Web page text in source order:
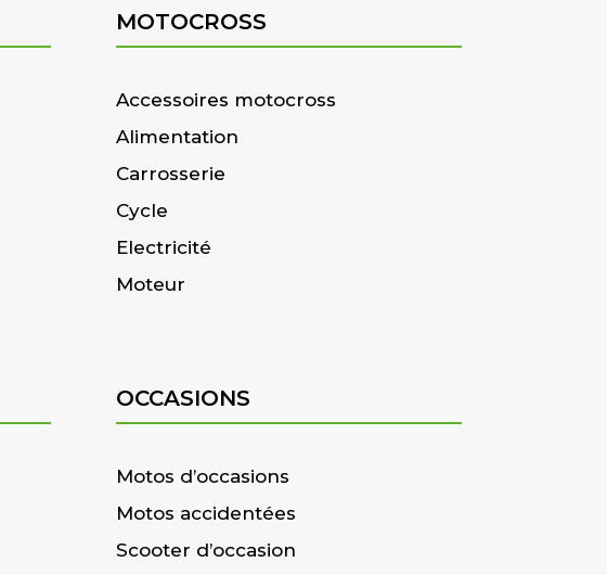
MOTOCROSS
Accessoires motocross
Alimentation
Carrosserie
Cycle
Electricité
Moteur
OCCASIONS
Motos d’occasions
Motos accidentées
Scooter d’occasion